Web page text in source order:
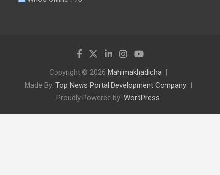
Copyright © 2026 Mahimakhadicha
Made By: Top News Portal Development Company
Proudly Powered by: WordPress